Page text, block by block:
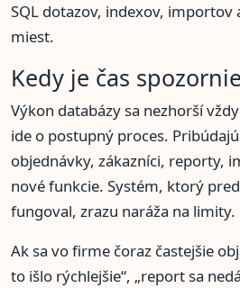
SQL dotazov, indexov, importov
miest.
Kedy je čas
Výkon databázy sa nezhorší
ide o postupný proces.
objednávky, zákazníci, reporty,
nové funkcie. Systém, ktorý
fungoval, zrazu naráža na limity.
Ak sa vo firme čoraz častejšie
to išlo rýchlejšie“, „report sa